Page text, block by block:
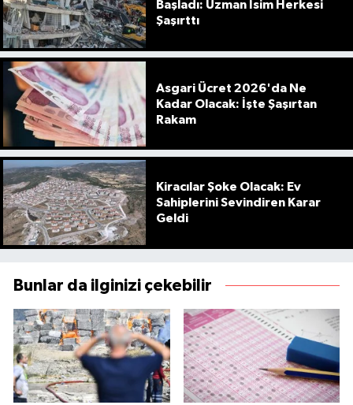
Başladı: Uzman İsim Herkesi
Şaşırttı
Asgari Ücret 2026'da Ne
Kadar Olacak: İşte Şaşırtan
Rakam
Kiracılar Şoke Olacak: Ev
Sahiplerini Sevindiren Karar
Geldi
Bunlar da ilginizi çekebilir